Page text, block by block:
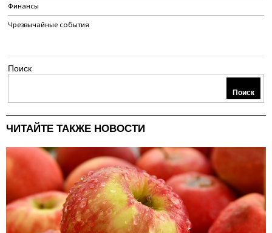
Финансы
Чрезвычайные события
Поиск
Поиск
ЧИТАЙТЕ ТАКЖЕ НОВОСТИ